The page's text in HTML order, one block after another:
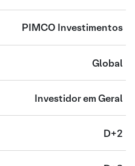
PIMCO Investimentos
Global
Investidor em Geral
D+2